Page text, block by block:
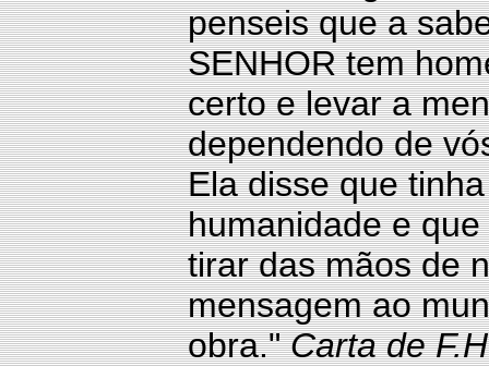
penseis que a
SENHOR tem
certo e levar a
dependendo de
Ela disse que
humanidade e
tirar das mãos de
mensagem ao
obra."Carta de